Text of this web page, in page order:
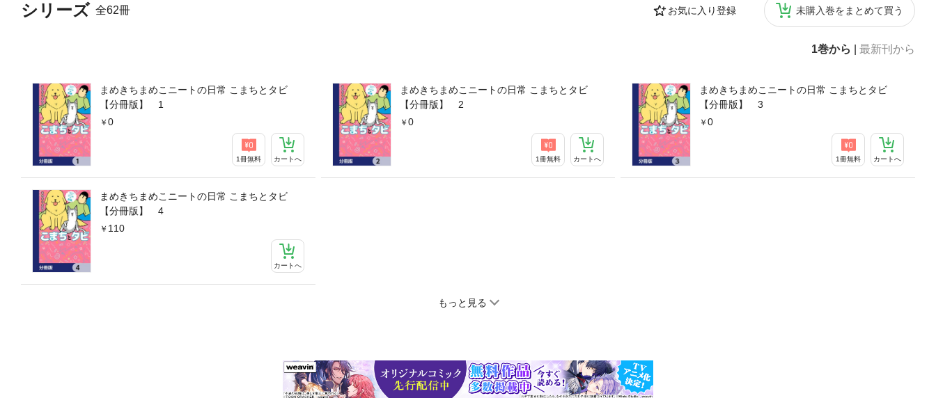
シリーズ 全62冊 お気に入り登録 未購入巻をまとめて買う
1巻から 最新刊から
まめきちまめこニートの日常 こまちとタビ
【分冊版】 1
0
1冊無料 カートへ
まめきちまめこニートの日常 こまちとタビ
【分冊版】 2
0
1冊無料 カートへ
まめきちまめこニートの日常 こまちとタビ
【分冊版】 3
0
1冊無料 カートへ
まめきちまめこニートの日常 こまちとタビ
【分冊版】 4
110
カートへ
もっと見る